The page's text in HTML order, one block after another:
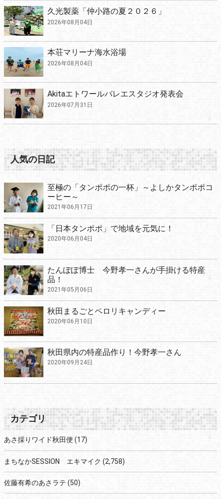
久光製薬「仲小路の夏２０２６」
2026年08月04日
本荘マリーナ海水浴場
2026年08月04日
Akitaエトワールバレエスタジオ発表会
2026年07月31日
人気の日記
至極の「タンポポの一杯」～よしかタンポポコ
ーヒー～
2021年06月17日
「日本タンポポ」で地域を元気に！
2020年06月04日
たんぽぽ博士 今野孝一さんが手掛ける特産
品！
2021年05月06日
秋田まるごとペロリキャンディー
2020年06月10日
秋田県内の特産品作り！今野孝一さん
2020年09月24日
カテゴリ
あさ採りワイド秋田便 (17)
まちなかSESSION エキマイク (2,758)
佐藤有希のあさラテ (50)